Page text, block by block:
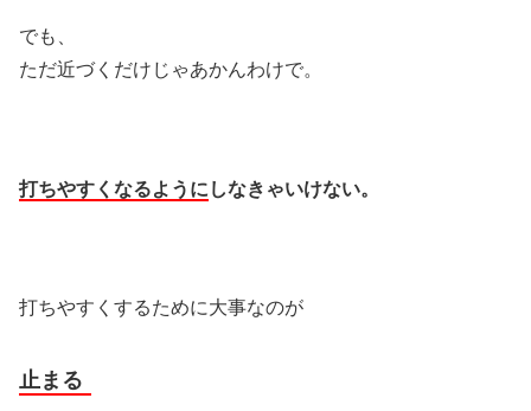
でも、
ただ近づくだけじゃあかんわけで。
打ちやすくなるように しなきゃいけない。
打ちやすくするために大事なのが
止まる